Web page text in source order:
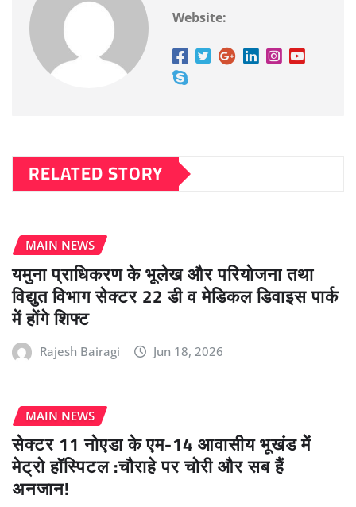
Website:
RELATED STORY
MAIN NEWS
यमुना प्राधिकरण के भूलेख और परियोजना तथा
विद्युत विभाग सेक्टर 22 डी व मेडिकल डिवाइस पार्क
में होंगे शिफ्ट
Rajesh Bairagi Jun 18, 2026
MAIN NEWS
सेक्टर 11 नोएडा के एम-14 आवासीय भूखंड में
मेट्रो हॉस्पिटल :चौराहे पर चोरी और सब हैं
अनजान!